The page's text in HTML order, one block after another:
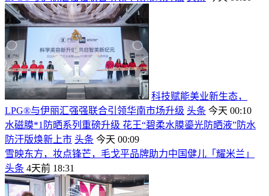
科技赋能美业新生态，
LPG®与伊丽汇强强联合引领华南市场升级 头条 今天 00:10
水磁膜*1防晒系列重磅升级 花王“碧柔水膜鎏光防晒液”防水
防汗版焕新上市 头条 今天 00:09
雪映东方，妆点锋芒，毛戈平品牌助力中国健儿「耀米兰」
头条 4天前 18:31